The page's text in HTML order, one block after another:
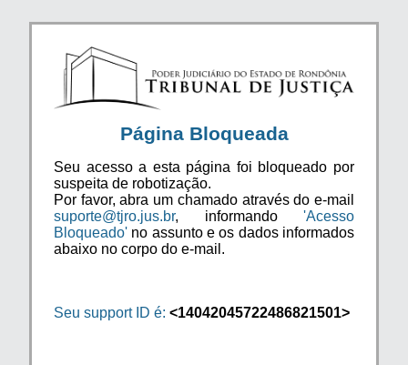
Página Bloqueada
Seu acesso a esta página foi bloqueado por
suspeita de robotização.
Por favor, abra um chamado através do e-mail
suporte@tjro.jus.br, informando 'Acesso
Bloqueado' no assunto e os dados informados
abaixo no corpo do e-mail.
Seu support ID é: <14042045722486821501>